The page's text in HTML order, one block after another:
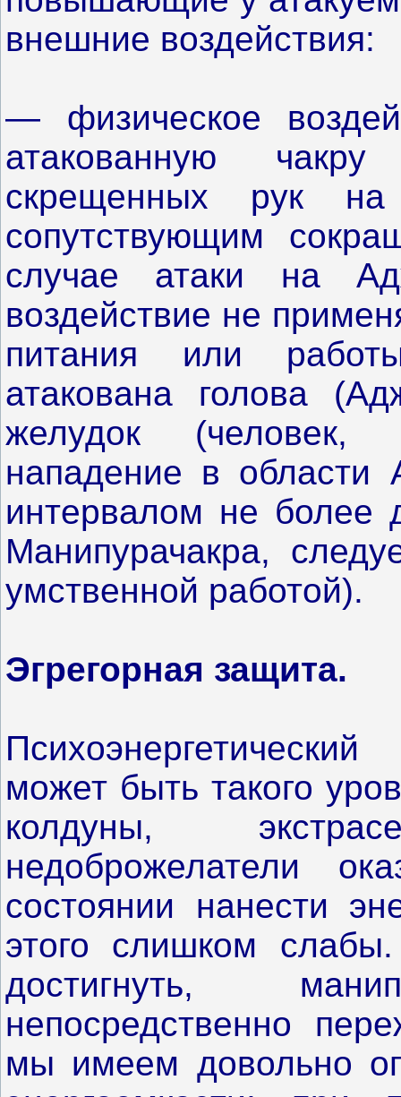
внешние воздействия:
— физическое
атакованную
скрещенных рук
сопутствующим
случае атаки на
воздействие не
питания или
атакована голова
желудок (человек,
нападение в области
интервалом не более
Манипурачакра,
умственной работой).
Эгрегорная защита.
может быть такого
колдуны,
недоброжелатели
состоянии нанести
этого слишком
достигнуть,
непосредственно
мы имеем довольно